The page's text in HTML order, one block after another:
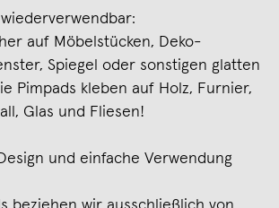
auf Möbelstücken, Deko-
Spiegel oder sonstigen glatten
Pimpads kleben auf Holz, Furnier,
Glas und Fliesen!
und einfache Verwendung